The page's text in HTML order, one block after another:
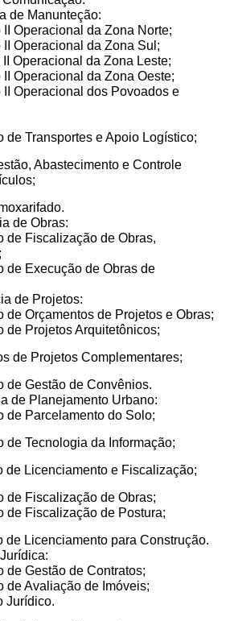
de Manunteção:
Operacional da Zona Norte;
Operacional da Zona Sul;
Operacional da Zona Leste;
Operacional da Zona Oeste;
Operacional dos Povoados e
Transportes e Apoio Logístico;
Abastecimento e Controle
de Obras:
Fiscalização de Obras,
Execução de Obras de
de Projetos:
Orçamentos de Projetos e Obras;
Projetos Arquitetônicos;
de Projetos Complementares;
Gestão de Convênios.
de Planejamento Urbano:
Parcelamento do Solo;
de Tecnologia da Informação;
Licenciamento e Fiscalização;
Fiscalização de Obras;
Fiscalização de Postura;
de Licenciamento para Construção.
Gestão de Contratos;
Avaliação de Imóveis;
Jurídico.